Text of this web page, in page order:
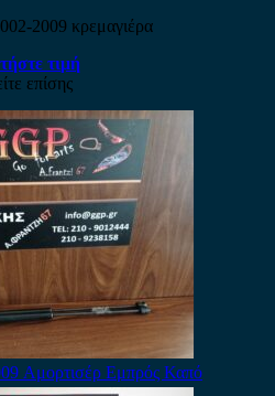
2009 κρεμαγιέρα
τιμή
επίσης
Αμορτισέρ Εμπρός Καπό